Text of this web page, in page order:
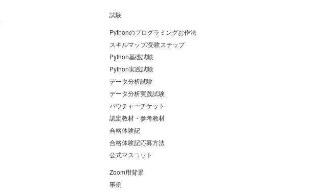
試験
Pythonのプログラミングお作法
スキルマップ/受験ステップ
Python基礎試験
Python実践試験
データ分析試験
データ分析実践試験
バウチャーチケット
認定教材・参考教材
合格体験記
合格体験記応募方法
公式マスコット
Zoom用背景
事例